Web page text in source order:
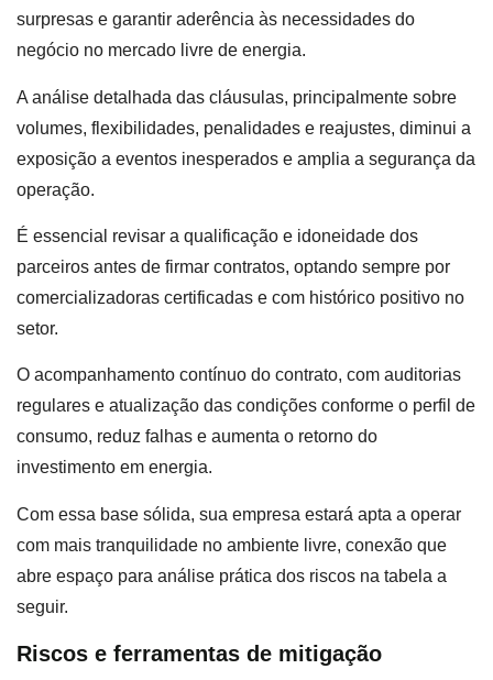
surpresas e garantir aderência às necessidades do
negócio no mercado livre de energia.
A análise detalhada das cláusulas, principalmente sobre
volumes, flexibilidades, penalidades e reajustes, diminui a
exposição a eventos inesperados e amplia a segurança da
operação.
É essencial revisar a qualificação e idoneidade dos
parceiros antes de firmar contratos, optando sempre por
comercializadoras certificadas e com histórico positivo no
setor.
O acompanhamento contínuo do contrato, com auditorias
regulares e atualização das condições conforme o perfil de
consumo, reduz falhas e aumenta o retorno do
investimento em energia.
Com essa base sólida, sua empresa estará apta a operar
com mais tranquilidade no ambiente livre, conexão que
abre espaço para análise prática dos riscos na tabela a
seguir.
Riscos e ferramentas de mitigação